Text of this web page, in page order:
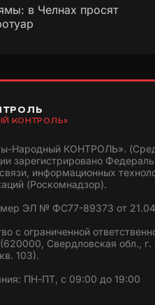
в Челнах просят
КОНТРОЛЬ»
Народный КОНТРОЛЬ».
зарегистрировано
информационных
(Роскомнадзор).
ЭЛ № ФС77-89373 от
с ограниченной
Свердловская обл., г.
103).
ПН-ПТ, с 09:00 до 19:00